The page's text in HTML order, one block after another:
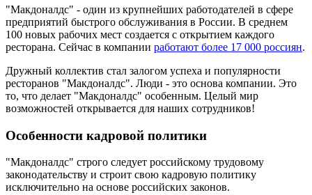
"Макдоналдс" - один из крупнейших работодателей в сфере
предприятий быстрого обслуживания в России. В среднем
100 новых рабочих мест создается с открытием каждого
ресторана. Сейчас в компании работают более 17 000 россиян.
Дружный коллектив стал залогом успеха и популярности
ресторанов "Макдоналдс". Люди - это основа компании. Это
то, что делает "Макдоналдс" особенным. Целый мир
возможностей открывается для наших сотрудников!
Особенности кадровой политики
"Макдоналдс" строго следует российскому трудовому
законодательству и строит свою кадровую политику
исключительно на основе российских законов.